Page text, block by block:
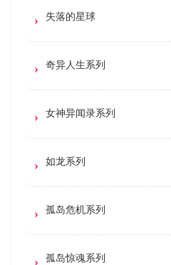
失落的星球
奇异人生系列
女神异闻录系列
如龙系列
孤岛危机系列
孤岛惊魂系列